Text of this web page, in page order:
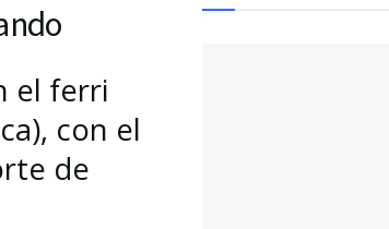
el ferri
con el
de